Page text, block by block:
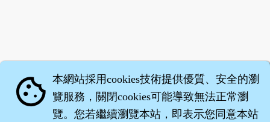
cookie 本網站採用cookies技術提供優質、安全的瀏
覽服務，關閉cookies可能導致無法正常瀏
覽。您若繼續瀏覽本站，即表示您同意本站